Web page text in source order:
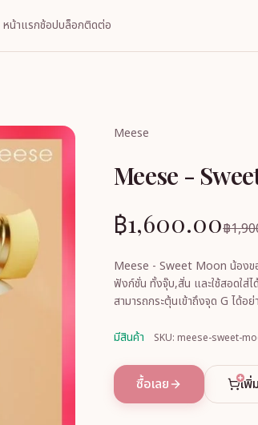
หน้าแรกช้อปบล็อกติดต่อ
Meese
Meese -
฿1,600.00฿
Meese - Sweet Moon น้องข
ฟังก์ชั่น ทั้งจุ๊บ,สั่น และใช้สอดใส่
มีสินค้า SKU: meese-sweet-
ซื้อเลย เพิ่